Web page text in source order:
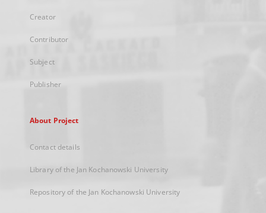
Creator
Contributor
Subject
Publisher
About Project
Contact details
Library of the Jan Kochanowski University
Repository of the Jan Kochanowski University